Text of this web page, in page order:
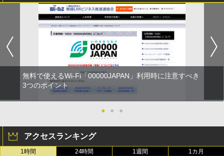
無料で使えるWi-Fi「00000JAPAN」利用時に注意すべき
3つのポイント
● ● ●
アクセスランキング
1時間 24時間 1週間 1カ月